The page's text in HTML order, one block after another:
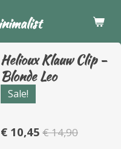
Helioux Klauw Clip -
Blonde Leo
Sale!
€ 10,45 € 14,90